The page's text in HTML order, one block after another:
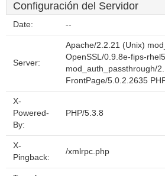
Configuración del Servidor
Date: --
Server:
Apache/2.2.21 (Unix)
OpenSSL/0.9.8e-fips-rhel5
mod_auth_passthrough/
FrontPage/5.0.2.2635
X-
Powered-
By:
PHP/5.3.8
X-
Pingback:
/xmlrpc.php